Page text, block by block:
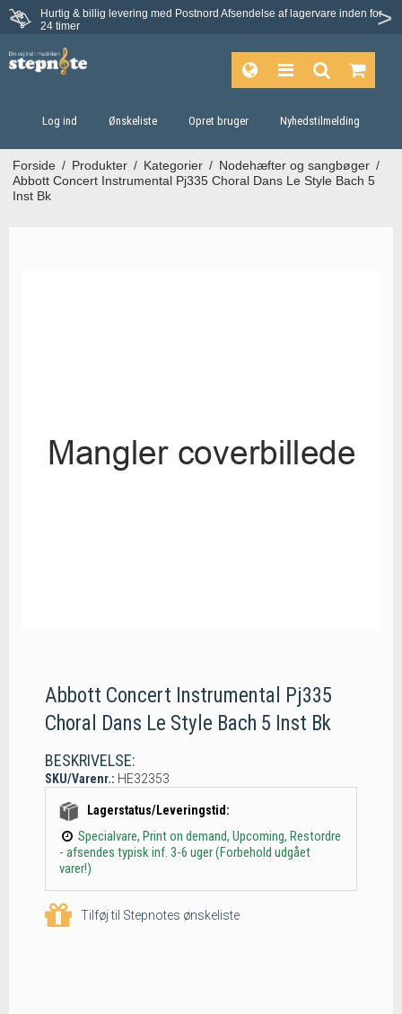
Hurtig & billig levering med Postnord Afsendelse af lagervare inden for
24 timer
Fortrydelsesret på 30 dage
Log ind Ønskeliste Opret bruger Nyhedstilmelding
Forside / Produkter / Kategorier / Nodehæfter og sangbøger /
Abbott Concert Instrumental Pj335 Choral Dans Le Style Bach 5
Inst Bk
Abbott Concert Instrumental Pj335
Choral Dans Le Style Bach 5 Inst Bk
BESKRIVELSE:
SKU/Varenr.: HE32353
Lagerstatus/Leveringstid:
Specialvare, Print on demand, Upcoming, Restordre
- afsendes typisk inf. 3-6 uger (Forbehold udgået
varer!)
Tilføj til Stepnotes ønskeliste